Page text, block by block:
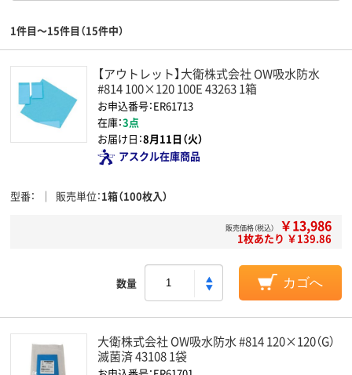
1件目～15件目（15件中）
【アウトレット】大衛株式会社 OW吸水防水
#814 100×120 100E 43263 1箱
お申込番号：ER61713
在庫：3点
お届け日：8月11日（火）
アスクル在庫商品
型番 販売単位 1箱（100枚入）
販売価格（税込） ￥13,986
1枚あたり ￥139.86
数量 カゴへ
大衛株式会社 OW吸水防水 #814 120×120（G）
滅菌済 43108 1袋